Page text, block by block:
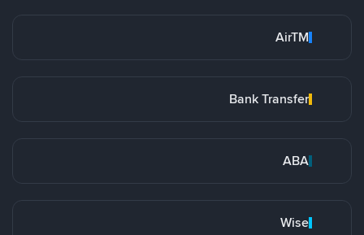
AirTM
Bank Transfer
ABA
Wise